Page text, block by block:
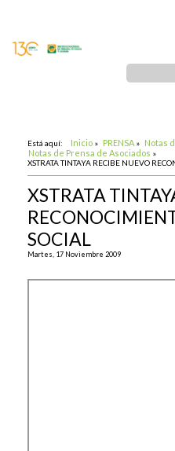
Está aquí: Inicio » PRENSA » Notas
Notas de Prensa de Asociados »
XSTRATA TINTAYA RECIBE NUEVO
XSTRATA
SOCIAL
Martes, 17 Noviembre 2009